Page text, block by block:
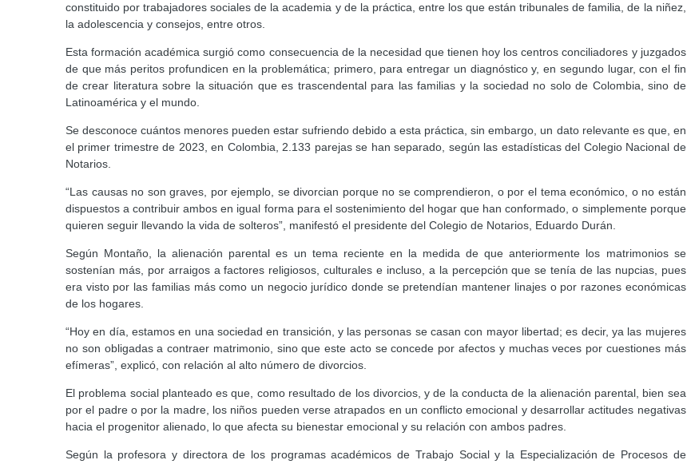
constituido por trabajadores sociales de la academia y de la práctica, entre los que están tribunales de familia, de la niñez,
la adolescencia y consejos, entre otros.
Esta formación académica surgió como consecuencia de la necesidad que tienen hoy los centros conciliadores y juzgados
de que más peritos profundicen en la problemática; primero, para entregar un diagnóstico y, en segundo lugar, con el fin
de crear literatura sobre la situación que es trascendental para las familias y la sociedad no solo de Colombia, sino de
Latinoamérica y el mundo.
Se desconoce cuántos menores pueden estar sufriendo debido a esta práctica, sin embargo, un dato relevante es que, en
el primer trimestre de 2023, en Colombia, 2.133 parejas se han separado, según las estadísticas del Colegio Nacional de
Notarios.
“Las causas no son graves, por ejemplo, se divorcian porque no se comprendieron, o por el tema económico, o no están
dispuestos a contribuir ambos en igual forma para el sostenimiento del hogar que han conformado, o simplemente porque
quieren seguir llevando la vida de solteros”, manifestó el presidente del Colegio de Notarios, Eduardo Durán.
Según Montaño, la alienación parental es un tema reciente en la medida de que anteriormente los matrimonios se
sostenían más, por arraigos a factores religiosos, culturales e incluso, a la percepción que se tenía de las nupcias, pues
era visto por las familias más como un negocio jurídico donde se pretendían mantener linajes o por razones económicas
de los hogares.
“Hoy en día, estamos en una sociedad en transición, y las personas se casan con mayor libertad; es decir, ya las mujeres
no son obligadas a contraer matrimonio, sino que este acto se concede por afectos y muchas veces por cuestiones más
efímeras”, explicó, con relación al alto número de divorcios.
El problema social planteado es que, como resultado de los divorcios, y de la conducta de la alienación parental, bien sea
por el padre o por la madre, los niños pueden verse atrapados en un conflicto emocional y desarrollar actitudes negativas
hacia el progenitor alienado, lo que afecta su bienestar emocional y su relación con ambos padres.
Según la profesora y directora de los programas académicos de Trabajo Social y la Especialización de Procesos de